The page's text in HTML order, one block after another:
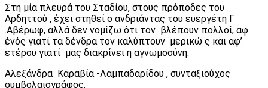
Στη μία πλευρά του Σταδίου, στους πρόποδες του
Αρδηττού , έχει στηθεί ο ανδριάντας του ευεργέτη Γ
.Αβέρωφ, αλλά δεν νομίζω ότι τον βλέπουν πολλοί, αφ
ένός γιατί τα δένδρα τον καλύπτουν μερικώ ς και αφ’
ετέρου γιατί μας διακρίνει η αγνωμοσύνη.
Αλεξάνδρα Καραβία -Λαμπαδαρίδου , συνταξιούχος
συμβολαιογράφος.